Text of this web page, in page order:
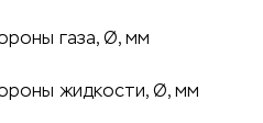
газа, Ø, мм
жидкости, Ø, мм